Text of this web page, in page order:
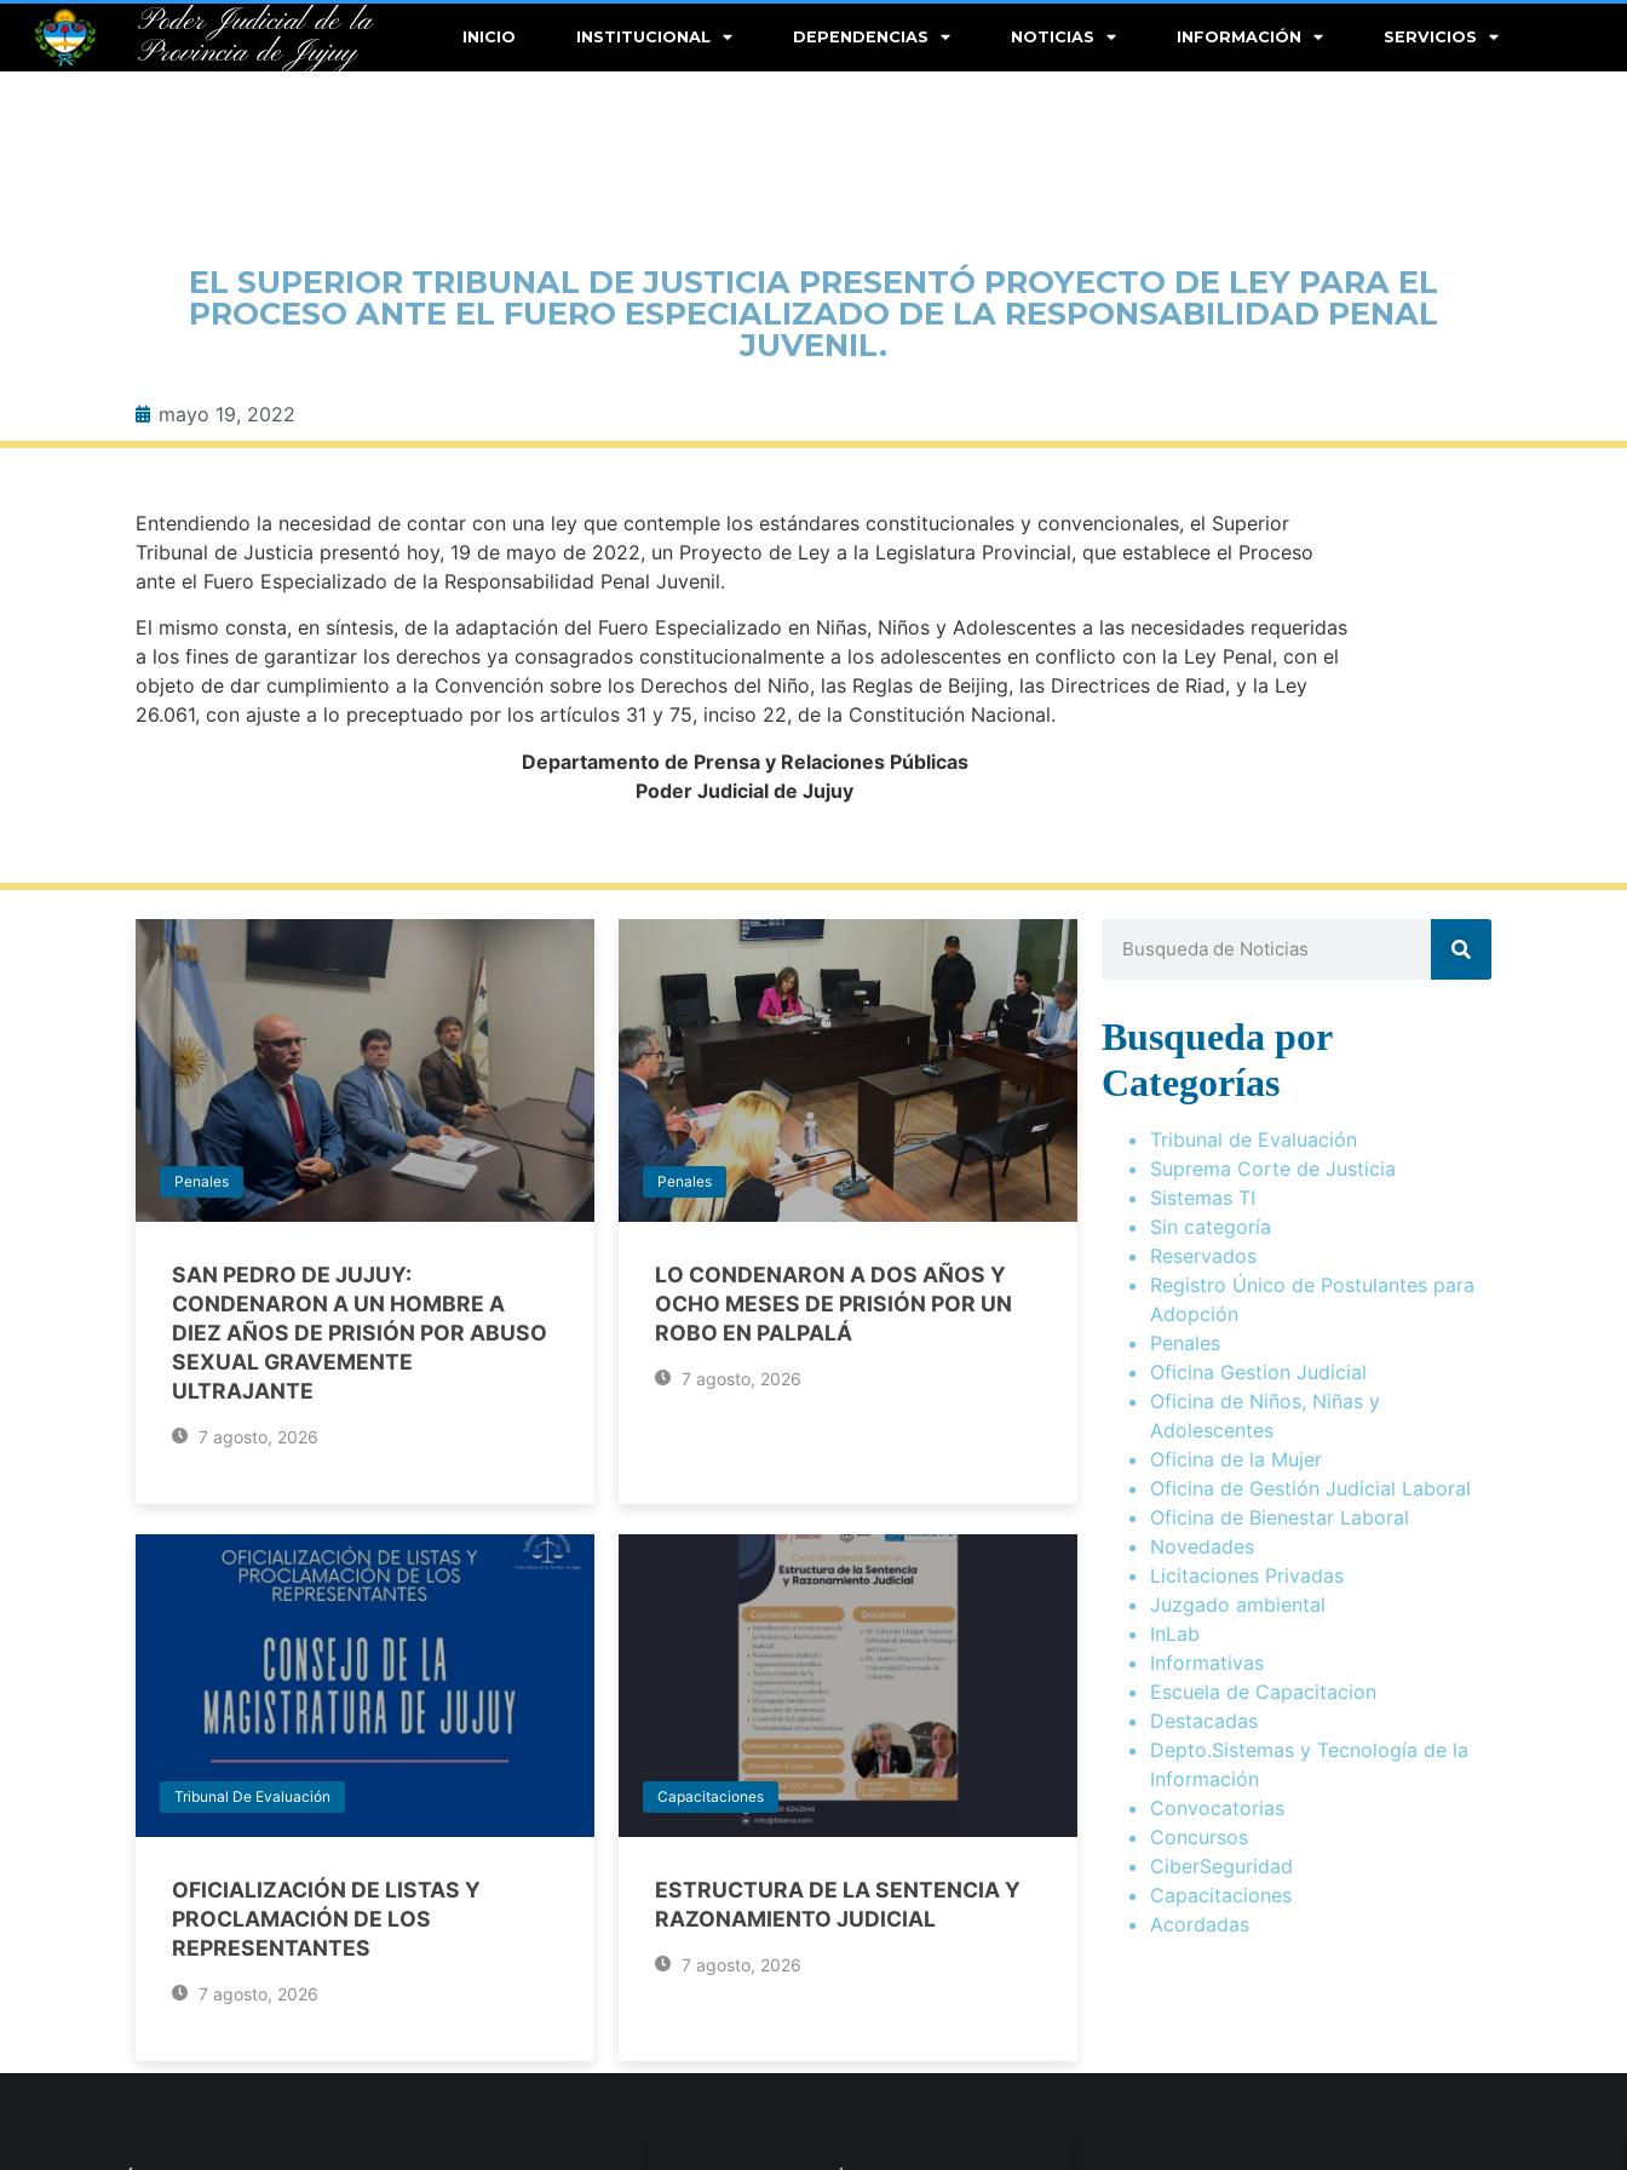
Poder Judicial de la
Provincia de Jujuy
INICIO INSTITUCIONAL DEPENDENCIAS NOTICIAS INFORMACIÓN SERVICIOS
EL SUPERIOR TRIBUNAL DE JUSTICIA PRESENTÓ PROYECTO DE LEY PARA EL
PROCESO ANTE EL FUERO ESPECIALIZADO DE LA RESPONSABILIDAD PENAL
JUVENIL.
mayo 19, 2022
Entendiendo la necesidad de contar con una ley que contemple los estándares constitucionales y convencionales, el Superior
Tribunal de Justicia presentó hoy, 19 de mayo de 2022, un Proyecto de Ley a la Legislatura Provincial, que establece el Proceso
ante el Fuero Especializado de la Responsabilidad Penal Juvenil.
El mismo consta, en síntesis, de la adaptación del Fuero Especializado en Niñas, Niños y Adolescentes a las necesidades requeridas
a los fines de garantizar los derechos ya consagrados constitucionalmente a los adolescentes en conflicto con la Ley Penal, con el
objeto de dar cumplimiento a la Convención sobre los Derechos del Niño, las Reglas de Beijing, las Directrices de Riad, y la Ley
26.061, con ajuste a lo preceptuado por los artículos 31 y 75, inciso 22, de la Constitución Nacional.
Departamento de Prensa y Relaciones Públicas
Poder Judicial de Jujuy
Penales
SAN PEDRO DE JUJUY:
CONDENARON A UN HOMBRE A
DIEZ AÑOS DE PRISIÓN POR ABUSO
SEXUAL GRAVEMENTE
ULTRAJANTE
7 agosto, 2026
Penales
LO CONDENARON A DOS AÑOS Y
OCHO MESES DE PRISIÓN POR UN
ROBO EN PALPALÁ
7 agosto, 2026
Tribunal De Evaluación
OFICIALIZACIÓN DE LISTAS Y
PROCLAMACIÓN DE LOS
REPRESENTANTES
7 agosto, 2026
Capacitaciones
ESTRUCTURA DE LA SENTENCIA Y
RAZONAMIENTO JUDICIAL
7 agosto, 2026
Busqueda por
Categorías
Tribunal de Evaluación
Suprema Corte de Justicia
Sistemas TI
Sin categoría
Reservados
Registro Único de Postulantes para
Adopción
Penales
Oficina Gestion Judicial
Oficina de Niños, Niñas y
Adolescentes
Oficina de la Mujer
Oficina de Gestión Judicial Laboral
Oficina de Bienestar Laboral
Novedades
Licitaciones Privadas
Juzgado ambiental
InLab
Informativas
Escuela de Capacitacion
Destacadas
Depto.Sistemas y Tecnología de la
Información
Convocatorias
Concursos
CiberSeguridad
Capacitaciones
Acordadas